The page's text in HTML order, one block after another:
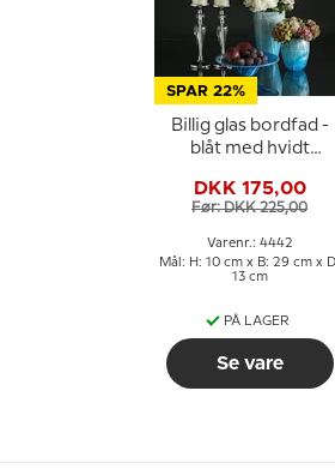
SPAR 22%
Billig glas bordfad -
blåt med hvidt
glaskunst,
DKK 175,00
Før: DKK 225,00
Varenr.: 4442
Mål: H: 10 cm x B: 29 cm x
13 cm
PÅ LAGER
Se vare